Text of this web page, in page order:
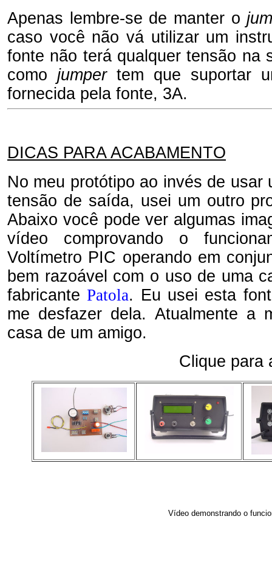
Apenas lembre-se de manter o
caso você não vá utilizar um
fonte não terá qualquer tensão na
como jumpertem que suportar
fornecida pela fonte, 3A.
DICAS PARA ACABAMENTO
No meu protótipo ao invés de usar
tensão de saída, usei um outro
Abaixo você pode ver algumas
vídeo comprovando o
Voltímetro PIC operando em
bem razoável com o uso de uma
fabricantePatola. Eu usei esta
me desfazer dela. Atualmente a
casa de um amigo.
Clique para
Vídeo demonstrando o